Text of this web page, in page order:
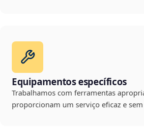
Equipamentos específicos
Trabalhamos com ferramentas
proporcionam um serviço eficaz e